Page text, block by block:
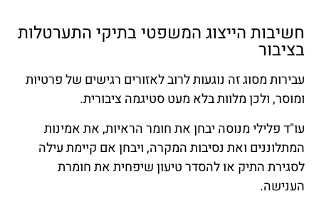
חשיבות הייצוג המשפטי בתיקי התערטלות
בציבור
עבירות מסוג זה נוגעות לרוב לאזורים רגישים של פרטיות
ומוסר, ולכן מלוות בלא מעט סטיגמה ציבורית.
עו"ד פלילי מנוסה יבחן את חומר הראיות, את אמינות
המתלוננים ואת נסיבות המקרה, ויבחן אם קיימת עילה
לסגירת התיק או להסדר טיעון שיפחית את חומרת
הענישה.